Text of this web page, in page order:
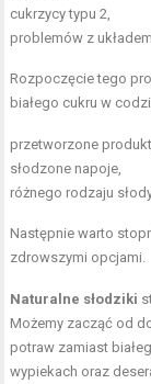
cukrzycy typu 2,
problemów z
Rozpoczęcie tego
białego cukru w
przetworzone
słodzone napoje,
różnego rodzaju
Następnie warto
zdrowszymi opcjami.
Naturalne słodziki
Możemy zacząć od
potraw zamiast
wypiekach oraz